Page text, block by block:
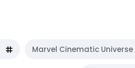
Marvel Cinematic Universe